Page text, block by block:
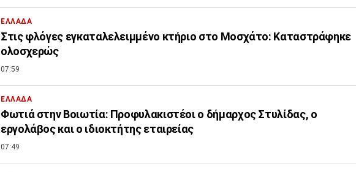
ΕΛΛΑΔΑ
Στις φλόγες εγκαταλελειμμένο κτήριο στο Μοσχάτο: Καταστράφηκε
ολοσχερώς
07:59
ΕΛΛΑΔΑ
Φωτιά στην Βοιωτία: Προφυλακιστέοι ο δήμαρχος Στυλίδας, ο
εργολάβος και ο ιδιοκτήτης εταιρείας
07:49